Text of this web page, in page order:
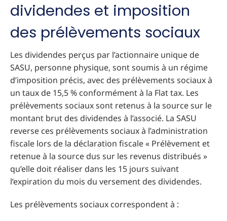
dividendes et imposition
des prélèvements sociaux
Les dividendes perçus par l’actionnaire unique de
SASU, personne physique, sont soumis à un régime
d’imposition précis, avec des prélèvements sociaux à
un taux de 15,5 % conformément à la Flat tax. Les
prélèvements sociaux sont retenus à la source sur le
montant brut des dividendes à l’associé. La SASU
reverse ces prélèvements sociaux à l’administration
fiscale lors de la déclaration fiscale « Prélèvement et
retenue à la source dus sur les revenus distribués »
qu’elle doit réaliser dans les 15 jours suivant
l’expiration du mois du versement des dividendes.
Les prélèvements sociaux correspondent à :